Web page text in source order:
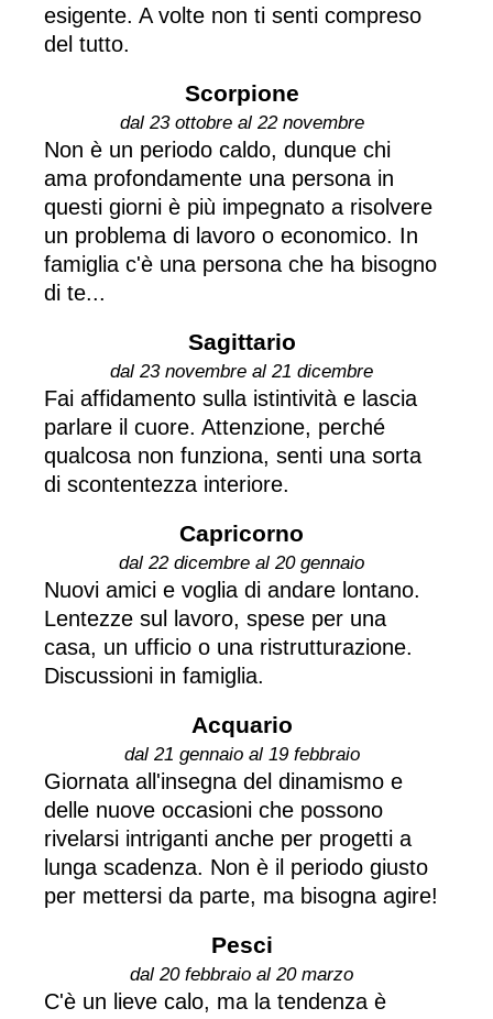
esigente. A volte non ti senti compreso
del tutto.
Scorpione
dal 23 ottobre al 22 novembre
Non è un periodo caldo, dunque chi
ama profondamente una persona in
questi giorni è più impegnato a risolvere
un problema di lavoro o economico. In
famiglia c'è una persona che ha bisogno
di te...
Sagittario
dal 23 novembre al 21 dicembre
Fai affidamento sulla istintività e lascia
parlare il cuore. Attenzione, perché
qualcosa non funziona, senti una sorta
di scontentezza interiore.
Capricorno
dal 22 dicembre al 20 gennaio
Nuovi amici e voglia di andare lontano.
Lentezze sul lavoro, spese per una
casa, un ufficio o una ristrutturazione.
Discussioni in famiglia.
Acquario
dal 21 gennaio al 19 febbraio
Giornata all'insegna del dinamismo e
delle nuove occasioni che possono
rivelarsi intriganti anche per progetti a
lunga scadenza. Non è il periodo giusto
per mettersi da parte, ma bisogna agire!
Pesci
dal 20 febbraio al 20 marzo
C'è un lieve calo, ma la tendenza è